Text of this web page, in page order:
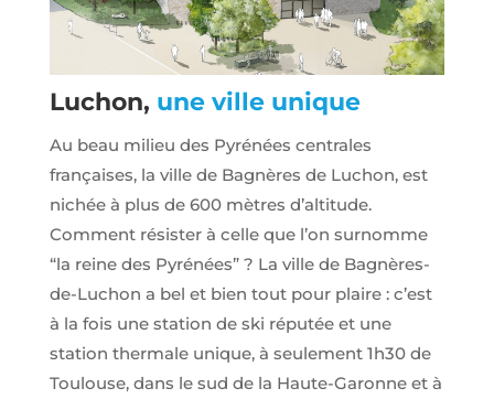
Luchon, une ville unique
Au beau milieu des Pyrénées centrales
françaises, la ville de Bagnères de Luchon, est
nichée à plus de 600 mètres d’altitude.
Comment résister à celle que l’on surnomme
“la reine des Pyrénées” ? La ville de Bagnères-
de-Luchon a bel et bien tout pour plaire : c’est
à la fois une station de ski réputée et une
station thermale unique, à seulement 1h30 de
Toulouse, dans le sud de la Haute-Garonne et à